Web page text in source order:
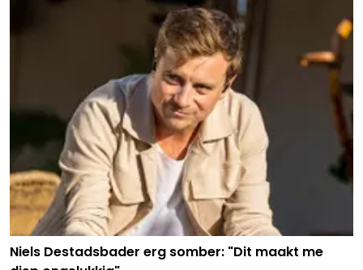
Niels Destadsbader erg somber: "Dit maakt me